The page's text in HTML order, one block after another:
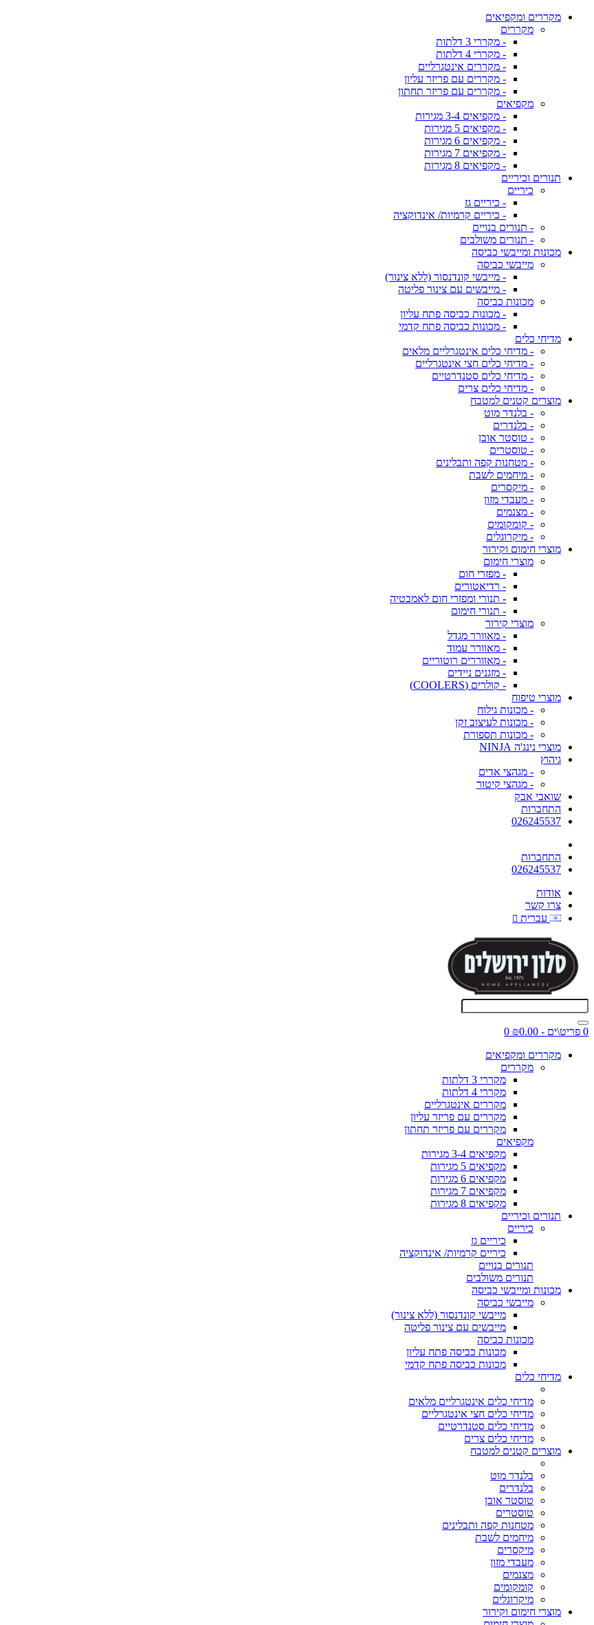
מקררים ומקפיאים
מקררים
- מקררי 3 דלתות
- מקררי 4 דלתות
- מקררים אינטגרליים
- מקררים עם פריזר עליון
- מקררים עם פריזר תחתון
מקפיאים
- מקפיאים 3-4 מגירות
- מקפיאים 5 מגירות
- מקפיאים 6 מגירות
- מקפיאים 7 מגירות
- מקפיאים 8 מגירות
תנורים וכיריים
כיריים
- כיריים גז
- כיריים קרמיות/ אינדוקציה
- תנורים בנויים
- תנורים משולבים
מכונות ומייבשי כביסה
מייבשי כביסה
- מייבשי קונדנסור (ללא צינור)
- מייבשים עם צינור פליטה
מכונות כביסה
- מכונות כביסה פתח עליון
- מכונות כביסה פתח קדמי
מדיחי כלים
- מדיחי כלים אינטגרליים מלאים
- מדיחי כלים חצי אינטגרליים
- מדיחי כלים סטנדרטיים
- מדיחי כלים צרים
מוצרים קטנים למטבח
- בלנדר מוט
- בלנדרים
- טוסטר אובן
- טוסטרים
- מטחנות קפה ותבלינים
- מיחמים לשבת
- מיקסרים
- מעבדי מזון
- מצנמים
- קומקומים
- מיקרוגלים
מוצרי חימום וקירור
מוצרי חימום
- מפזרי חום
- רדיאטורים
- תנורי ומפזרי חום לאמבטיה
- תנורי חימום
מוצרי קירור
- מאוורר מגדל
- מאוורר עמוד
- מאווררים רוטוריים
- מזגנים ניידים
- קולרים (COOLERS)
מוצרי טיפוח
- מכונות גילוח
- מכונות לעיצוב זקן
- מכונות תספורת
מוצרי נינג'ה NINJA
גיהוץ
- מגהצי אדים
- מגהצי קיטור
שואבי אבק
התחברות
026245537
התחברות
026245537
אודות
צרו קשר
עברית
0 פריט\ים - ₪0.00
0
מקררים ומקפיאים
מקררים
מקררי 3 דלתות
מקררי 4 דלתות
מקררים אינטגרליים
מקררים עם פריזר עליון
מקררים עם פריזר תחתון
מקפיאים
מקפיאים 3-4 מגירות
מקפיאים 5 מגירות
מקפיאים 6 מגירות
מקפיאים 7 מגירות
מקפיאים 8 מגירות
תנורים וכיריים
כיריים
כיריים גז
כיריים קרמיות/ אינדוקציה
תנורים בנויים
תנורים משולבים
מכונות ומייבשי כביסה
מייבשי כביסה
מייבשי קונדנסור (ללא צינור)
מייבשים עם צינור פליטה
מכונות כביסה
מכונות כביסה פתח עליון
מכונות כביסה פתח קדמי
מדיחי כלים
מדיחי כלים אינטגרליים מלאים
מדיחי כלים חצי אינטגרליים
מדיחי כלים סטנדרטיים
מדיחי כלים צרים
מוצרים קטנים למטבח
בלנדר מוט
בלנדרים
טוסטר אובן
טוסטרים
מטחנות קפה ותבלינים
מיחמים לשבת
מיקסרים
מעבדי מזון
מצנמים
קומקומים
מיקרוגלים
מוצרי חימום וקירור